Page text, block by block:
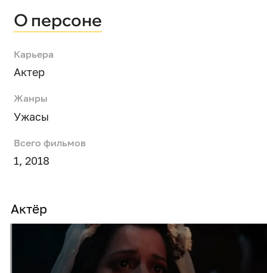
О персоне
Карьера
Актер
Жанры
Ужасы
Всего фильмов
1, 2018
Актёр